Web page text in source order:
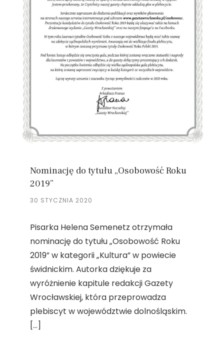
Nominację do tytułu „Osobowość Roku
2019”
30 STYCZNIA 2020
Pisarka Helena Semenetz otrzymała
nominację do tytułu „Osobowość Roku
2019” w kategorii „Kultura” w powiecie
świdnickim. Autorka dziękuje za
wyróżnienie kapitule redakcji Gazety
Wrocławskiej, która przeprowadza
plebiscyt w województwie dolnośląskim.
[…]